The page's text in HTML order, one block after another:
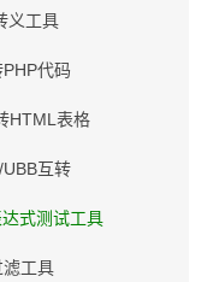
义工具
代码
HTML表格
互转
式测试工具
滤工具